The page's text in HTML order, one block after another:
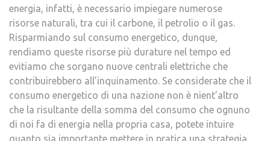
energia, infatti, è necessario impiegare numerose
risorse naturali, tra cui il carbone, il petrolio o il gas.
Risparmiando sul consumo energetico, dunque,
rendiamo queste risorse più durature nel tempo ed
evitiamo che sorgano nuove centrali elettriche che
contribuirebbero all’inquinamento. Se considerate che il
consumo energetico di una nazione non è nient’altro
che la risultante della somma del consumo che ognuno
di noi fa di energia nella propria casa, potete intuire
quanto sia importante mettere in pratica una strategia